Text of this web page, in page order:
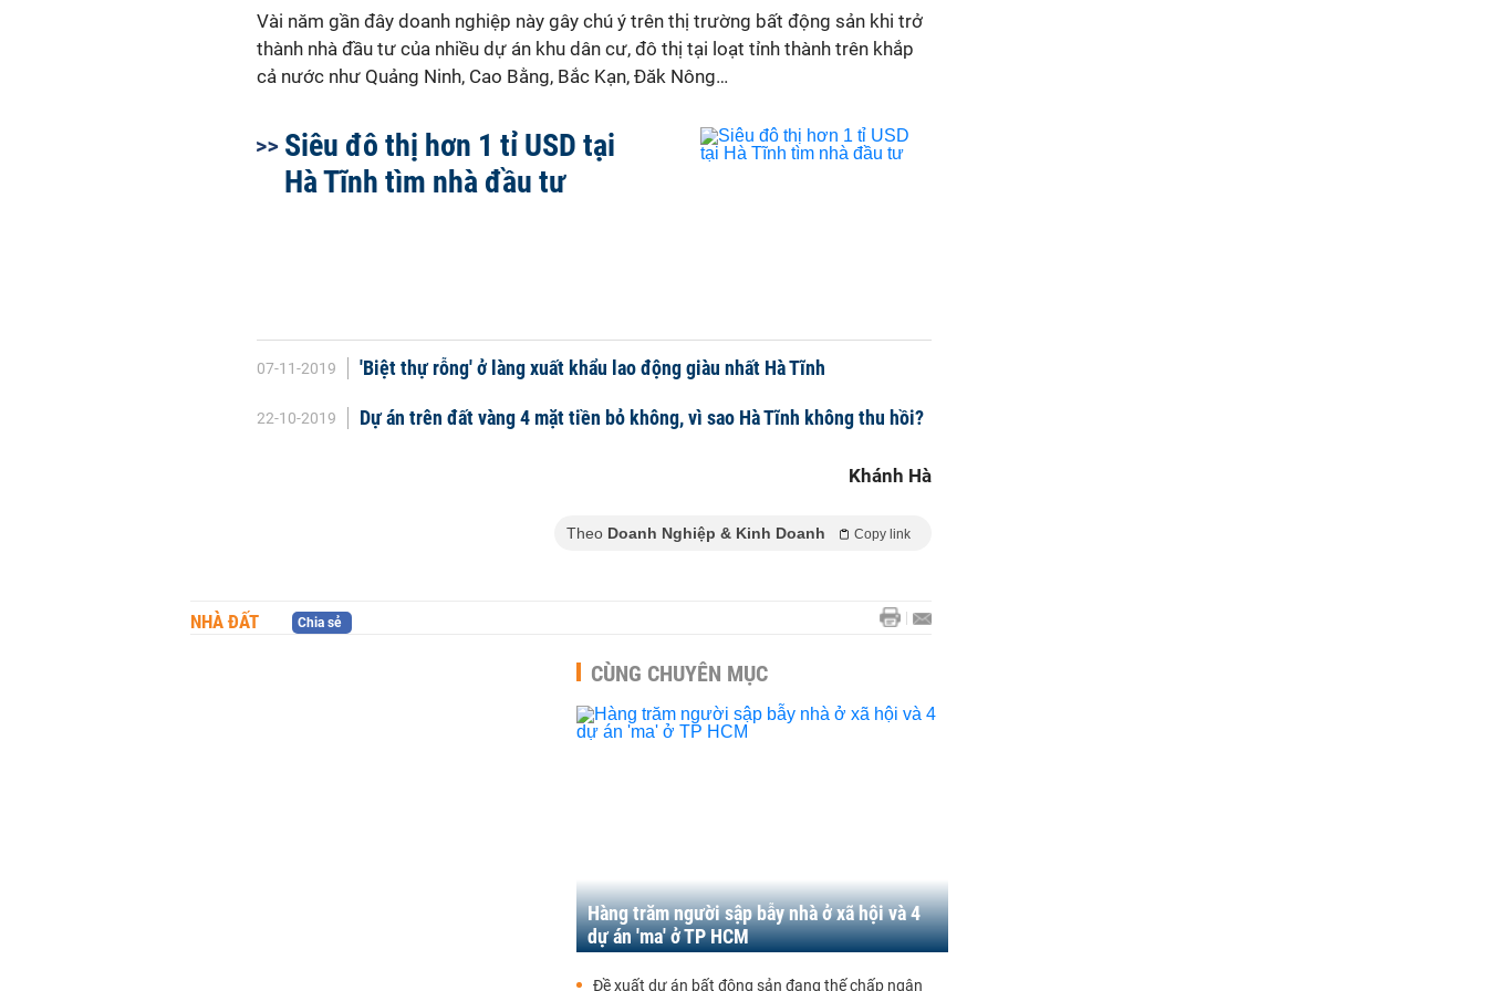
Vài năm gần đây doanh nghiệp này gây chú ý trên thị trường bất động sản khi trở
thành nhà đầu tư của nhiều dự án khu dân cư, đô thị tại loạt tỉnh thành trên khắp
cả nước như Quảng Ninh, Cao Bằng, Bắc Kạn, Đăk Nông…
Siêu đô thị hơn 1 tỉ USD tại
Hà Tĩnh tìm nhà đầu tư
07-11-2019 'Biệt thự rỗng' ở làng xuất khẩu lao động giàu nhất Hà Tĩnh
22-10-2019 Dự án trên đất vàng 4 mặt tiền bỏ không, vì sao Hà Tĩnh không thu hồi?
Khánh Hà
Theo Doanh Nghiệp & Kinh Doanh Copy link
NHÀ ĐẤT Chia sẻ
CÙNG CHUYÊN MỤC
Hàng trăm người sập bẫy nhà ở xã hội và 4
dự án 'ma' ở TP HCM
Đề xuất dự án bất động sản đang thế chấp ngân